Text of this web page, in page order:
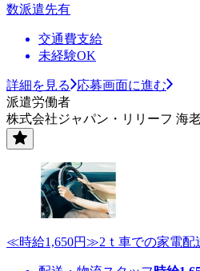
数派遣先有
交通費支給
未経験OK
詳細を見る
応募画面に進む
派遣労働者
株式会社ジャパン・リリーフ 海
≪時給1,650円≫2ｔ車での家電配